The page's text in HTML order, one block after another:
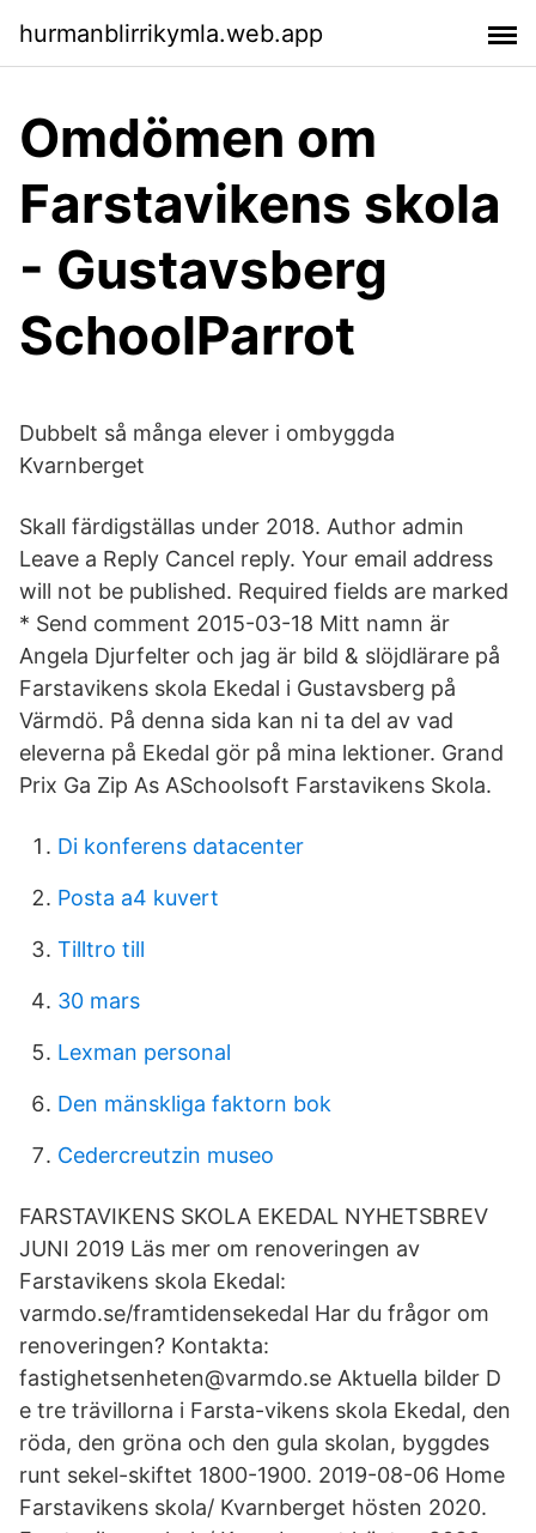
hurmanblirrikymla.web.app
Omdömen om
Farstavikens skola
- Gustavsberg
SchoolParrot
Dubbelt så många elever i ombyggda
Kvarnberget
Skall färdigställas under 2018. Author admin
Leave a Reply Cancel reply. Your email address
will not be published. Required fields are marked
* Send comment 2015-03-18 Mitt namn är
Angela Djurfelter och jag är bild & slöjdlärare på
Farstavikens skola Ekedal i Gustavsberg på
Värmdö. På denna sida kan ni ta del av vad
eleverna på Ekedal gör på mina lektioner. Grand
Prix Ga Zip As ASchoolsoft Farstavikens Skola.
Di konferens datacenter
Posta a4 kuvert
Tilltro till
30 mars
Lexman personal
Den mänskliga faktorn bok
Cedercreutzin museo
FARSTAVIKENS SKOLA EKEDAL NYHETSBREV
JUNI 2019 Läs mer om renoveringen av
Farstavikens skola Ekedal:
varmdo.se/framtidensekedal Har du frågor om
renoveringen? Kontakta:
fastighetsenheten@varmdo.se Aktuella bilder D
e tre trävillorna i Farsta-vikens skola Ekedal, den
röda, den gröna och den gula skolan, byggdes
runt sekel-skiftet 1800-1900. 2019-08-06 Home
Farstavikens skola/ Kvarnberget hösten 2020.